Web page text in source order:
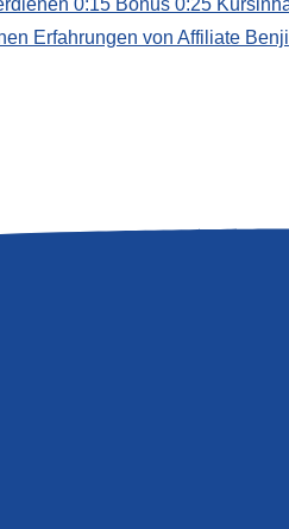
Erfahrungen von Affiliate Benji